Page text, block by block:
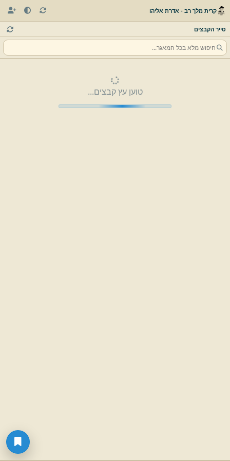
קרית מלך רב - אדרת אליהו
סייר הקבצים
טוען עץ קבצים...